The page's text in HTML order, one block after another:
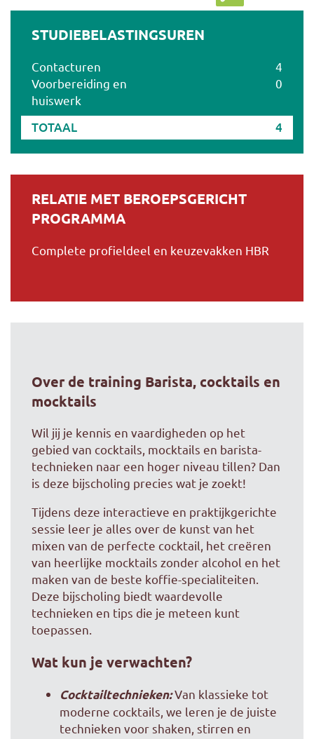
STUDIEBELASTINGSUREN
Contacturen
4
Voorbereiding en
huiswerk
0
TOTAAL 4
RELATIE MET BEROEPSGERICHT
PROGRAMMA
Complete profieldeel en keuzevakken HBR
Over de training Barista, cocktails en
mocktails
Wil jij je kennis en vaardigheden op het
gebied van cocktails, mocktails en barista-
technieken naar een hoger niveau tillen? Dan
is deze bijscholing precies wat je zoekt!
Tijdens deze interactieve en praktijkgerichte
sessie leer je alles over de kunst van het
mixen van de perfecte cocktail, het creëren
van heerlijke mocktails zonder alcohol en het
maken van de beste koffie-specialiteiten.
Deze bijscholing biedt waardevolle
technieken en tips die je meteen kunt
toepassen.
Wat kun je verwachten?
Cocktailtechnieken:Van klassieke tot
moderne cocktails, we leren je de juiste
technieken voor shaken, stirren en